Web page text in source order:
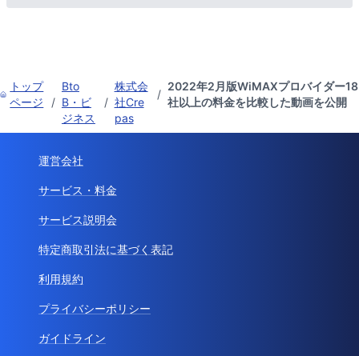
トップ
ページ
/
Bto
B・ビ
ジネス
/
株式会
社Cre
pas
/
2022年2月版WiMAXプロバイダー18
社以上の料金を比較した動画を公開
運営会社
サービス・料金
サービス説明会
特定商取引法に基づく表記
利用規約
プライバシーポリシー
ガイドライン